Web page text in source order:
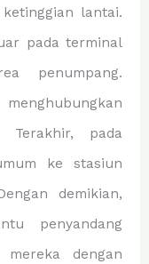
lantai.
pada terminal
penumpang.
pada
ke stasiun
demikian,
penyandang
mereka dengan